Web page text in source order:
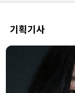
기획기사